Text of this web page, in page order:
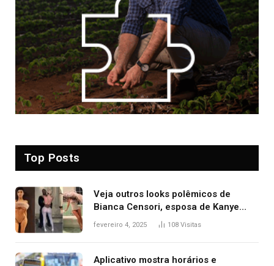
Top Posts
Veja outros looks polêmicos de
Bianca Censori, esposa de Kanye
West que apareceu nua no Grammy
fevereiro 4, 2025 108 Visitas
Aplicativo mostra horários e